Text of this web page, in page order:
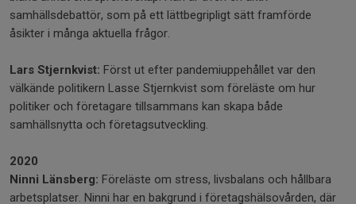
samhällsdebattör, som på ett lättbegripligt sätt framförde
åsikter i många aktuella frågor.
Lars Stjernkvist: Först ut efter pandemiuppehållet var den
välkände politikern Lasse Stjernkvist som föreläste om hur
politiker och företagare tillsammans kan skapa både
samhällsnytta och företagsutveckling.
2020
Ninni Länsberg: Föreläste om stress, livsbalans och hållbara
arbetsplatser. Ninni har en bakgrund i företagshälsovården, där